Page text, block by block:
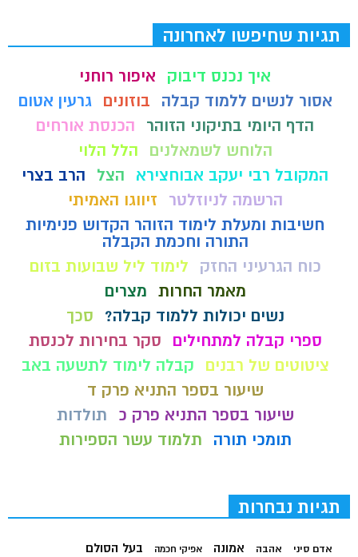
תגיות שחיפשו לאחרונה
איך נכנס דיבוק
איפור רוחני
אסור לנשים ללמוד קבלה
בוזונים
גרעין אטום
הדף היומי בתיקוני הזוהר
הכנסת אורחים
הלוחש לשמאלנים
הלל הלוי
המקובל רבי יעקב אבוחצירא
הצל
הרב בצרי
הרשמה לניוזלטר
זיווגו האמיתי
חשיבות ומעלת לימוד הזוהר הקדוש פנימיות
התורה וחכמת הקבלה
כוח הגרעיני החזק
לימוד ליל שבועות בזום
מאמר החרות מצרים
נשים יכולות ללמוד קבלה?
סכך
ספרי קבלה למתחילים
סקר בחירות לכנסת
ציטוטים של רבנים
קבלה לימוד לתשעה באב
שיעור בספר התניא פרק ד
שיעור בספר התניא פרק כ
תולדות
תומכי תורה
תלמוד עשר הספירות
תגיות נבחרות
אדם סיני אהבה אמונה אפיקי חכמה בעל הסולם